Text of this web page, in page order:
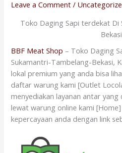
Leave a Comment /
Toko Daging Sapi terdekat
Bekasi
BBF Meat Shop – Toko Daging
Sukamantri-Tambelang-Bekasi,
lokal premium yang anda bisa
daftar warung kami [Outlet
menyediakan layanan antar
lewat warung online kami
kepercayaan anda dengan link